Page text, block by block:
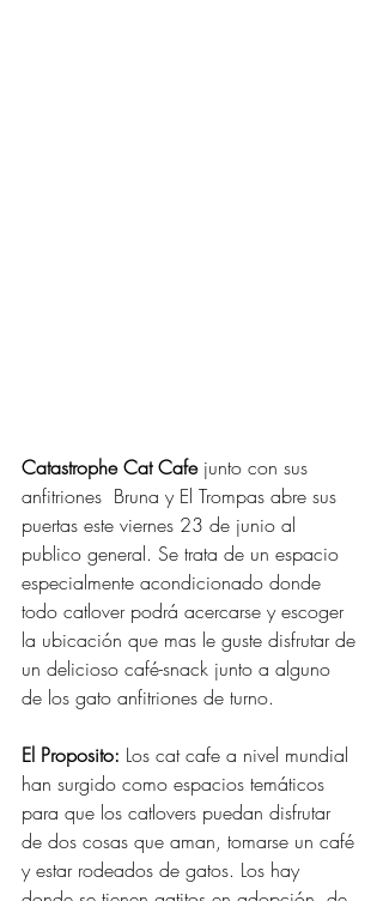
Catastrophe Cat Cafe junto con sus
anfitriones  Bruna y El Trompas abre sus
puertas este viernes 23 de junio al
publico general. Se trata de un espacio
especialmente acondicionado donde
todo catlover podrá acercarse y escoger
la ubicación que mas le guste disfrutar de
un delicioso café-snack junto a alguno
de los gato anfitriones de turno.
El Proposito: Los cat cafe a nivel mundial
han surgido como espacios temáticos
para que los catlovers puedan disfrutar
de dos cosas que aman, tomarse un café
y estar rodeados de gatos. Los hay